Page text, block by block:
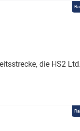
die HS2